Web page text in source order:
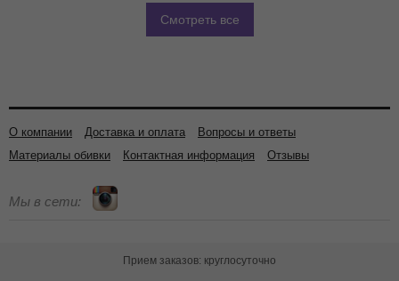
Смотреть все
О компании Доставка и оплата
Вопросы и ответы
Материалы обивки
Контактная информация Отзывы
Мы в сети:
Прием заказов: круглосуточно